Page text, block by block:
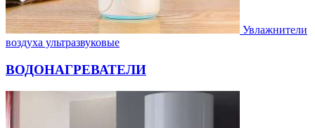
Увлажнители
воздуха ультразвуковые
ВОДОНАГРЕВАТЕЛИ